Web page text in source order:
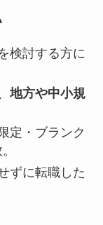
検討する方に
地方や中小規
定・ブランク
ずに転職した